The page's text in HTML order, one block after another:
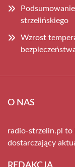
strzelińskiego
Wzrost
O NAS
radio-strzelin.pl to
dostarczający